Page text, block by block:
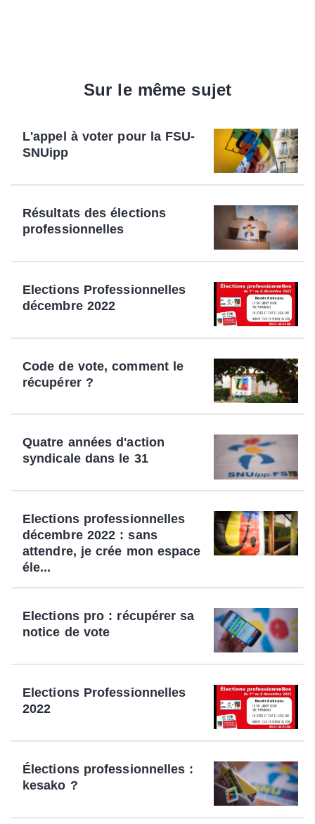
Sur le même sujet
L'appel à voter pour la FSU-
SNUipp
Résultats des élections
professionnelles
Elections Professionnelles
décembre 2022
Code de vote, comment le
récupérer ?
Quatre années d'action
syndicale dans le 31
Elections professionnelles
décembre 2022 : sans
attendre, je crée mon espace
éle...
Elections pro : récupérer sa
notice de vote
Elections Professionnelles
2022
Élections professionnelles :
kesako ?